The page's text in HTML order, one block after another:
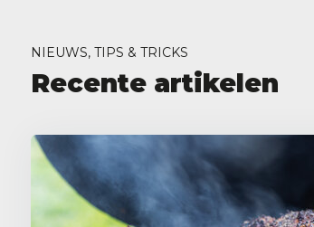
NIEUWS, TIPS & TRICKS
Recente artikelen